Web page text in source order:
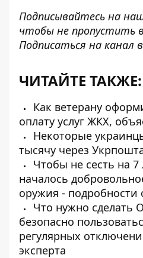
Подписывайтесь на
чтобы не пропустить
Подписаться на канал
ЧИТАЙТЕ ТАКЖЕ:
Как ветерану
оплату услуг ЖКХ,
Некоторые
тысячу через
Чтобы не сесть на 7
началось
оружия -
Что нужно сделать
безопасно
регулярных
эксперта